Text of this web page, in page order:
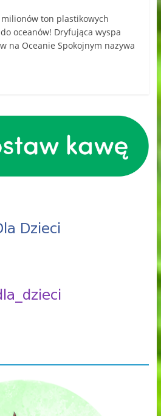
ton plastikowych
oceanów! Dryfująca wyspa
na Oceanie Spokojnym nazywa